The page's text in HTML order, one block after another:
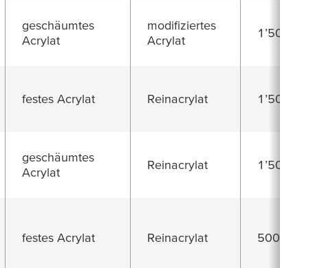
geschäumtes
Acrylat
modifiziertes
Acrylat
1’500 µm
festes Acrylat Reinacrylat 1’500 µm
geschäumtes
Acrylat
Reinacrylat 1’500 µm
festes Acrylat Reinacrylat 500 µm